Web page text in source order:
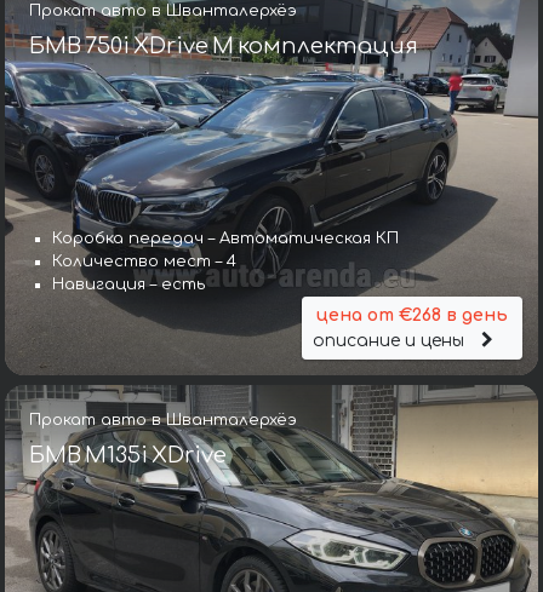
Прокат авто в Шванталерхёэ
БМВ 750i XDrive M комплектация
Коробка передач – Автоматическая КП
Количество мест – 4
Навигация – есть
цена от €268 в день
описание и цены
Прокат авто в Шванталерхёэ
БМВ M135i XDrive